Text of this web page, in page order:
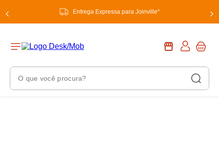
Entrega Expressa para Joinville*
O que você procura?